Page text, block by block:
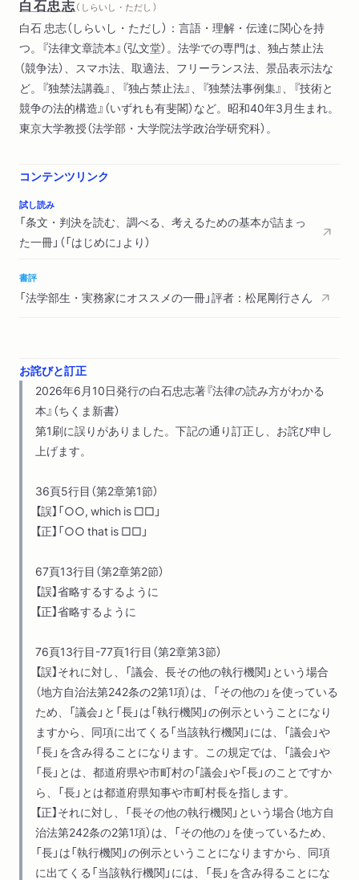
場合にチケット不正転売禁止法に違反したことになるか／「特定
興行入場券の不正転売」の定義を読む／チケット不正転売禁止法
のまとめ
２ 条文の基本的な部品
条文の原文は縦書き／条・項・号／イロハ／項番号は「2」から
振られる／枝番号／「第」を書くか省略するか／「前条」「前項」
「前号」・「次条」「次項」「次号」・「同条」「同項」「同号」／「ただし
３ 条文の基本的な用語
に」／複数の読み方があり得る場合―例1：「興行」の定義／複数
の読み方があり得る場合―例2：住居侵入等の罪
第３章 法令の条文を読みこなす
１ 法令はどのようにして作られるか
２ 古い条文と新しい条文
現代の条文は現代日本語で書かれている／古い用語・言い回し
／古い送り仮名／古い漢字使用／実態に合わない古い言語化／
言語の論理体系の変化（？）／基本法令はいつ書かれたか／新し
い条文から慣れたほうがよいのではないか
法令による下位法令への委任／一般法と特別法／一般法と同じ
なら言及されない／概念の相対性
１ 条文を個別の事例に適用する
一般的なルールを具体的な場面に生かす／行政機関も個別の事
例での判断を行う／原文は横書き
三段論法／法的三段論法／認知症罹患者列車事故（ＪＲ東海）の
最高裁判決の構造を読み取る
３ 最高裁判決は一般的な規範を示すものか
そもそも「判例」とは何か／藤田宙靖「最高裁判例とは何か」
４ 様々な最高裁判決を読む
コンテナ倉庫の最高裁決定／那須塩原別荘地の最高裁判決／敦
賀市区域内最終処分場の最高裁判決／裁判所ウェブサイトの「判
示事項」／上告受理の申立て
５ 下級審判決を読む
地裁判決を1件だけ選んで読む／判決の背景／判決を見付ける／
判決の組立てをつかむ／判決が示した「規範」を読み解く
６ 立証責任
白石忠志（ しらいし・ただし ）
白石 忠志（しらいし・ただし）：言語・理解・伝達に関心を持
つ。『法律文章読本』（弘文堂）。法学での専門は、独占禁止法
（競争法）、スマホ法、取適法、フリーランス法、景品表示法な
ど。『独禁法講義』、『独占禁止法』、『独禁法事例集』、『技術と
競争の法的構造』（いずれも有斐閣）など。昭和40年3月生まれ。
東京大学教授（法学部・大学院法学政治学研究科）。
コンテンツリンク
試し読み
「条文・判決を読む、調べる、考えるための基本が詰まっ
た一冊」（「はじめに」より）
書評
「法学部生・実務家にオススメの一冊」評者：松尾剛行さん
お詫びと訂正
2026年6月10日発行の白石忠志著『法律の読み方がわかる
本』（ちくま新書）
第1刷に誤りがありました。下記の通り訂正し、お詫び申し
上げます。
36頁5行目（第2章第1節）
【誤】「○○, which is □□」
【正】「○○ that is □□」
67頁13行目（第2章第2節）
【誤】省略するするように
【正】省略するように
76頁13行目-77頁1行目（第2章第3節）
【誤】それに対し、「議会、⻑その他の執⾏機関」という場合
（地⽅⾃治法第242条の2第1項）は、「その他の」を使っている
ため、「議会」と「⻑」は「執⾏機関」の例⽰ということになり
ますから、同項に出てくる「当該執⾏機関」には、「議会」や
「⻑」を含み得ることになります。この規定では、「議会」や
「⻑」とは、都道府県や市町村の「議会」や「⻑」のことですか
ら、「⻑」とは都道府県知事や市町村⻑を指します。
【正】それに対し、「⻑その他の執⾏機関」という場合（地⽅⾃
治法第242条の2第1項）は、「その他の」を使っているため、
「⻑」は「執⾏機関」の例⽰ということになりますから、同項
に出てくる「当該執⾏機関」には、「⻑」を含み得ることにな